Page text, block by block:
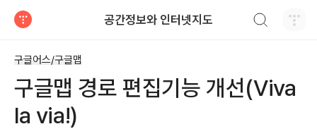
공간정보와 인터넷지도
구글어스/구글맵
구글맵 경로 편집기능 개선(Viva
la via!)